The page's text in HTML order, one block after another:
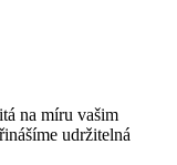
na míru vašim
udržitelná